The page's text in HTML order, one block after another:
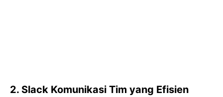
2. Slack Komunikasi Tim yang Efisien